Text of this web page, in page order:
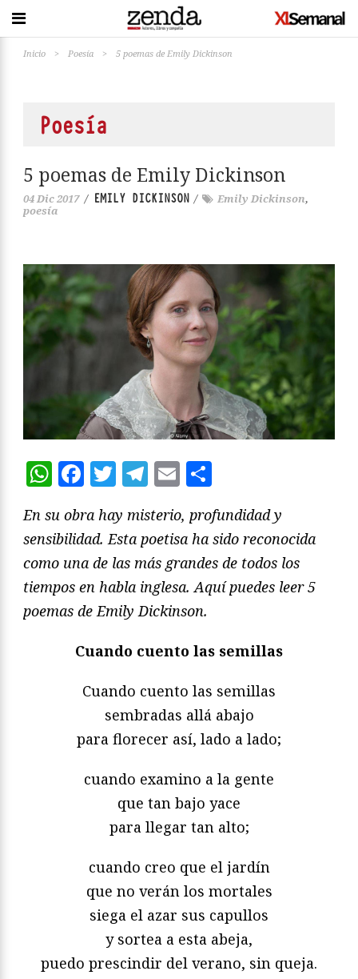
Inicio > Poesía > 5 poemas de Emily Dickinson
Poesía
5 poemas de Emily Dickinson
04 Dic 2017 / EMILY DICKINSON / Emily Dickinson,
poesía
WhatsApp
Facebook
Twitter
Telegram
Email
En su obra hay misterio, profundidad y
sensibilidad. Esta poetisa ha sido reconocida
como una de las más grandes de todos los
tiempos en habla inglesa. Aquí puedes leer 5
poemas de Emily Dickinson.
Cuando cuento las semillas
Cuando cuento las semillas
sembradas allá abajo
para florecer así, lado a lado;
cuando examino a la gente
que tan bajo yace
para llegar tan alto;
cuando creo que el jardín
que no verán los mortales
siega el azar sus capullos
y sortea a esta abeja,
puedo prescindir del verano, sin queja.